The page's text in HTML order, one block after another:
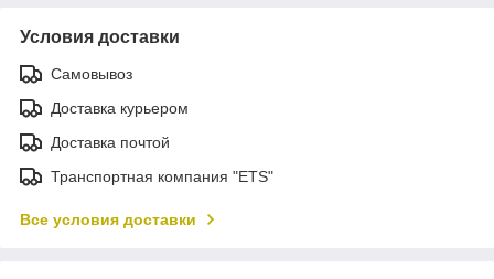
Условия доставки
Самовывоз
Доставка курьером
Доставка почтой
Транспортная компания "ETS"
Все условия доставки